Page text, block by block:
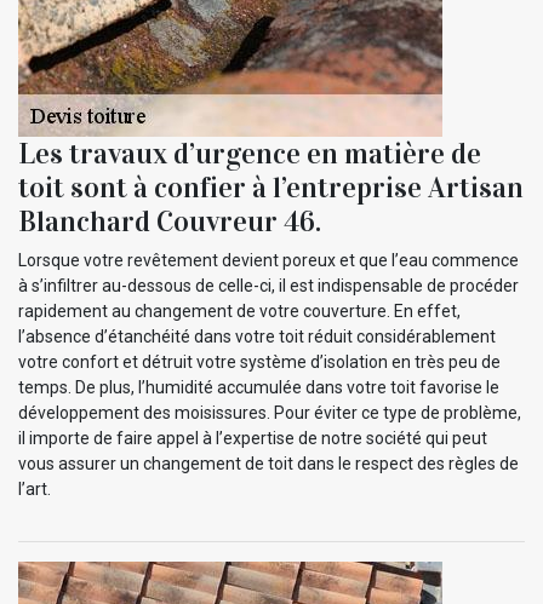
Les travaux d’urgence en matière de
toit sont à confier à l’entreprise Artisan
Blanchard Couvreur 46.
Lorsque votre revêtement devient poreux et que l’eau commence
à s’infiltrer au-dessous de celle-ci, il est indispensable de procéder
rapidement au changement de votre couverture. En effet,
l’absence d’étanchéité dans votre toit réduit considérablement
votre confort et détruit votre système d’isolation en très peu de
temps. De plus, l’humidité accumulée dans votre toit favorise le
développement des moisissures. Pour éviter ce type de problème,
il importe de faire appel à l’expertise de notre société qui peut
vous assurer un changement de toit dans le respect des règles de
l’art.